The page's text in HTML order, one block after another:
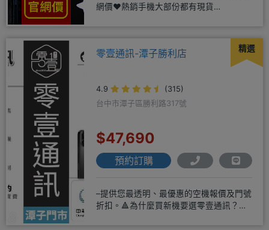
網價❤️熱銷手機大部份都有現貨
精選
零壹通訊-潭子勝利店
4.9
(315)
台中市潭子區勝利路317號
$47,690
預約訂購
–提供您最透明、最優惠的空機報價及門號
折扣。🔺為什麼買新機要選零壹通訊？